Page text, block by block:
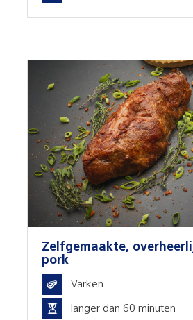
Zelfgemaakte,
pork
Varken
langer dan 60 minuten